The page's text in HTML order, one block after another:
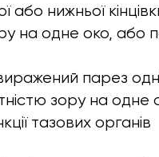
або нижньої
на одне око, або
парез
зору на
тазових органів